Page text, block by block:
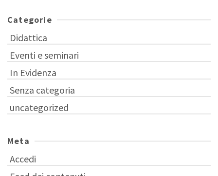
Categorie
Didattica
Eventi e seminari
In Evidenza
Senza categoria
uncategorized
Meta
Accedi